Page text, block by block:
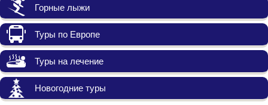
Горные лыжи
Туры по Европе
Туры на лечение
Новогодние туры